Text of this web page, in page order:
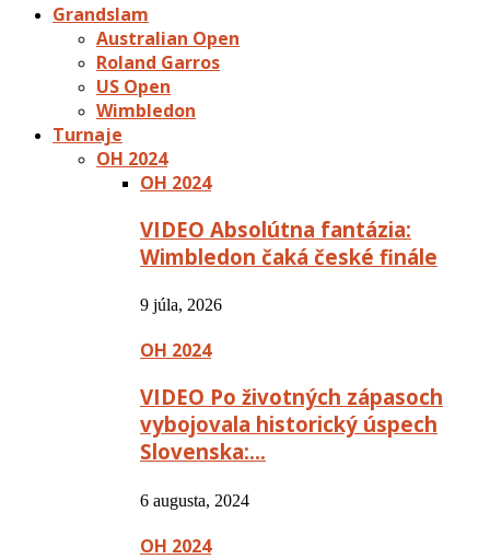
Grandslam
Australian Open
Roland Garros
US Open
Wimbledon
Turnaje
OH 2024
OH 2024
VIDEO Absolútna fantázia:
Wimbledon čaká české finále
9 júla, 2026
OH 2024
VIDEO Po životných zápasoch
vybojovala historický úspech
Slovenska:…
6 augusta, 2024
OH 2024